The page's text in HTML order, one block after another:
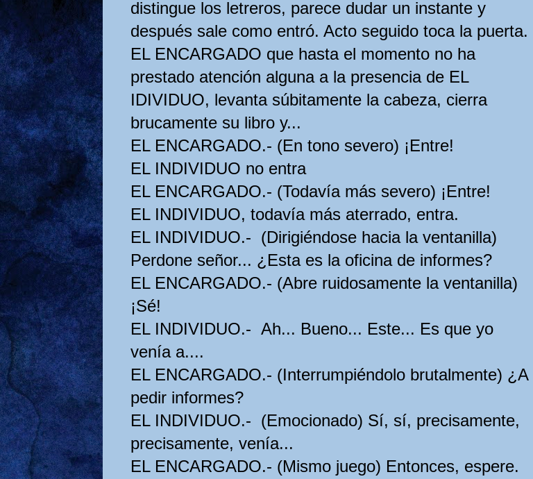
distingue los letreros, parece dudar un instante y
después sale como entró. Acto seguido toca la puerta.
EL ENCARGADO que hasta el momento no ha
prestado atención alguna a la presencia de EL
IDIVIDUO, levanta súbitamente la cabeza, cierra
brucamente su libro y...
EL ENCARGADO.- (En tono severo) ¡Entre!
EL INDIVIDUO no entra
EL ENCARGADO.- (Todavía más severo) ¡Entre!
EL INDIVIDUO, todavía más aterrado, entra.
EL INDIVIDUO.- (Dirigiéndose hacia la ventanilla)
Perdone señor... ¿Esta es la oficina de informes?
EL ENCARGADO.- (Abre ruidosamente la ventanilla)
¡Sé!
EL INDIVIDUO.- Ah... Bueno... Este... Es que yo
venía a....
EL ENCARGADO.- (Interrumpiéndolo brutalmente) ¿A
pedir informes?
EL INDIVIDUO.- (Emocionado) Sí, sí, precisamente,
precisamente, venía...
EL ENCARGADO.- (Mismo juego) Entonces, espere.